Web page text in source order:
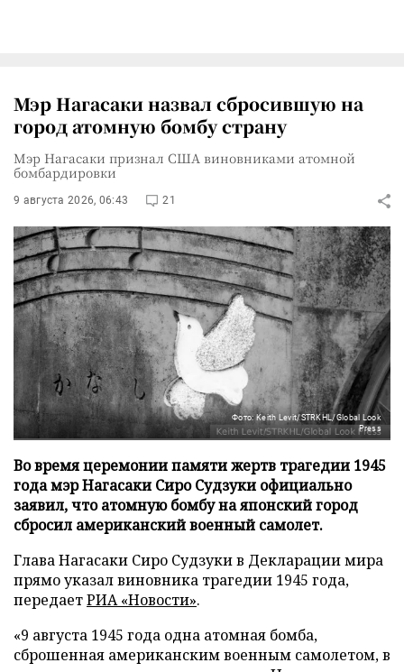
Мэр Нагасаки назвал сбросившую на
город атомную бомбу страну
Мэр Нагасаки признал США виновниками атомной
бомбардировки
9 августа 2026, 06:43 21
Фото: Keith Levit/STRKHL/Global Look
Press
Во время церемонии памяти жертв трагедии 1945
года мэр Нагасаки Сиро Судзуки официально
заявил, что атомную бомбу на японский город
сбросил американский военный самолет.
Глава Нагасаки Сиро Судзуки в Декларации мира
прямо указал виновника трагедии 1945 года,
передаетРИА «Новости».
«9 августа 1945 года одна атомная бомба,
сброшенная американским военным самолетом, в